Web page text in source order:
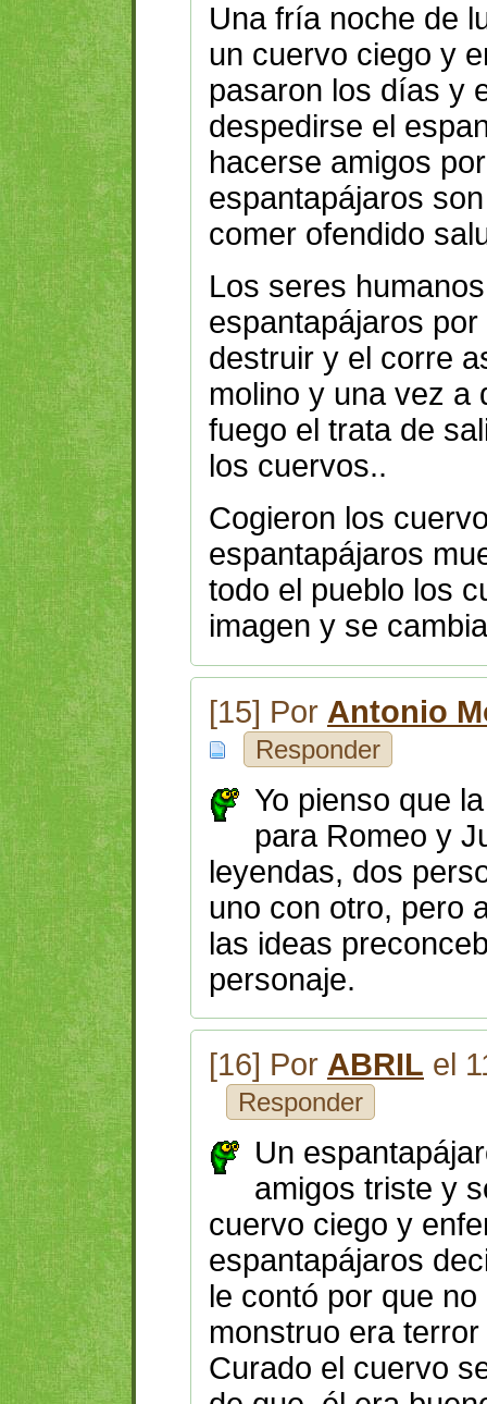
Una fría noche de
un cuervo ciego y
pasaron los días y
despedirse el
hacerse amigos
espantapájaros
comer ofendido
Los seres
espantapájaros
destruir y el corre
molino y una vez a
fuego el trata de
los cuervos..
Cogieron los
espantapájaros
todo el pueblo los
imagen y se
[15] Por Antonio
Responder
Yo pienso que
para Romeo y
leyendas, dos
uno con otro, pero
las ideas
personaje.
[16] Por ABRIL el
Responder
Un
amigos triste y
cuervo ciego y
espantapájaros
le contó por que
monstruo era
Curado el cuervo